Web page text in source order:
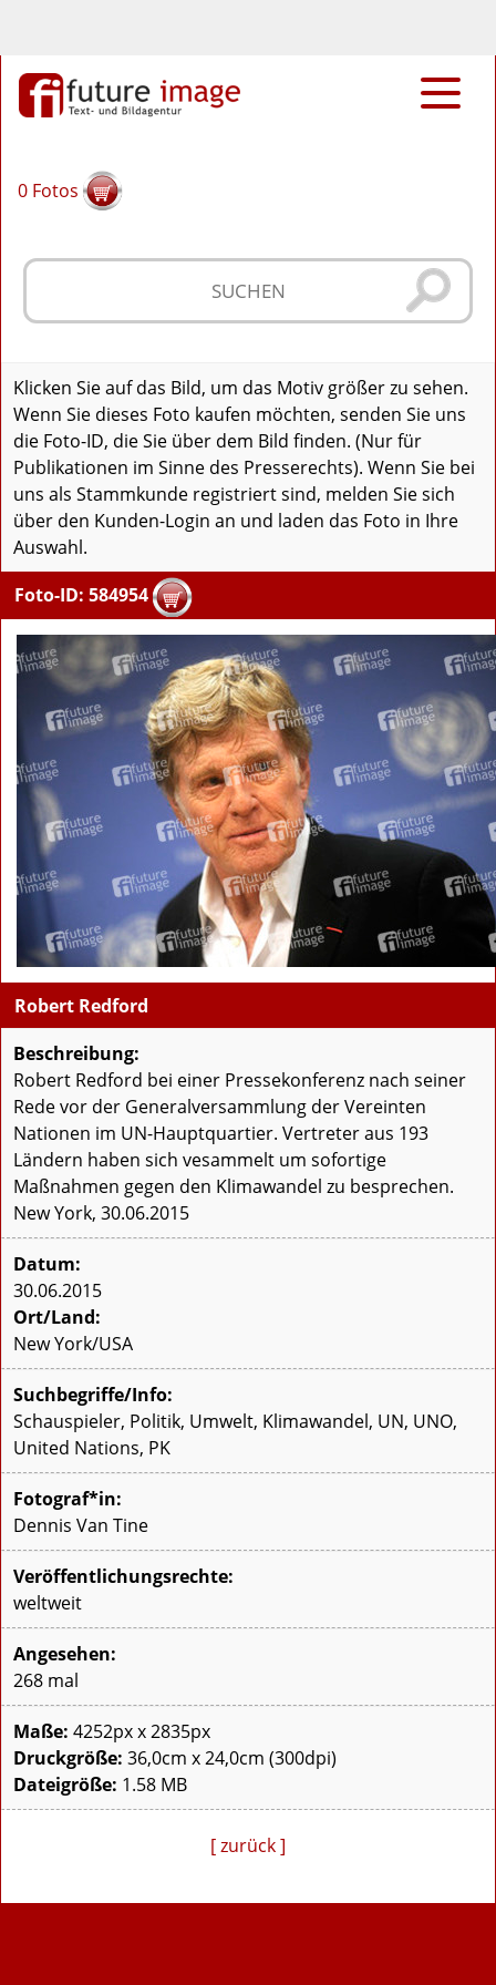
0 Fotos
Klicken Sie auf das Bild, um das Motiv größer zu sehen.
Wenn Sie dieses Foto kaufen möchten, senden Sie uns
die Foto-ID, die Sie über dem Bild finden. (Nur für
Publikationen im Sinne des Presserechts). Wenn Sie bei
uns als Stammkunde registriert sind, melden Sie sich
über den Kunden-Login an und laden das Foto in Ihre
Auswahl.
Foto-ID: 584954
Robert Redford
Beschreibung:
Robert Redford bei einer Pressekonferenz nach seiner
Rede vor der Generalversammlung der Vereinten
Nationen im UN-Hauptquartier. Vertreter aus 193
Ländern haben sich vesammelt um sofortige
Maßnahmen gegen den Klimawandel zu besprechen.
New York, 30.06.2015
Datum:
30.06.2015
Ort/Land:
New York/USA
Suchbegriffe/Info:
Schauspieler, Politik, Umwelt, Klimawandel, UN, UNO,
United Nations, PK
Fotograf*in:
Dennis Van Tine
Veröffentlichungsrechte:
weltweit
Angesehen:
268 mal
Maße: 4252px x 2835px
Druckgröße: 36,0cm x 24,0cm (300dpi)
Dateigröße: 1.58 MB
[ zurück ]